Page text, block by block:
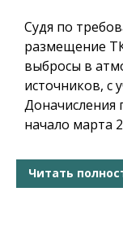
Судя по
размещение
выбросы в
источников, с
начало марта
Читать